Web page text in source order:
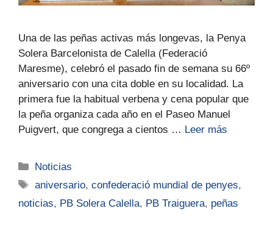
Una de las peñas activas más longevas, la Penya
Solera Barcelonista de Calella (Federació
Maresme), celebró el pasado fin de semana su 66º
aniversario con una cita doble en su localidad. La
primera fue la habitual verbena y cena popular que
la peña organiza cada año en el Paseo Manuel
Puigvert, que congrega a cientos … Leer más
Noticias
aniversario,confederació mundial de penyes,
noticias, PB Solera Calella, PB Traiguera, peñas